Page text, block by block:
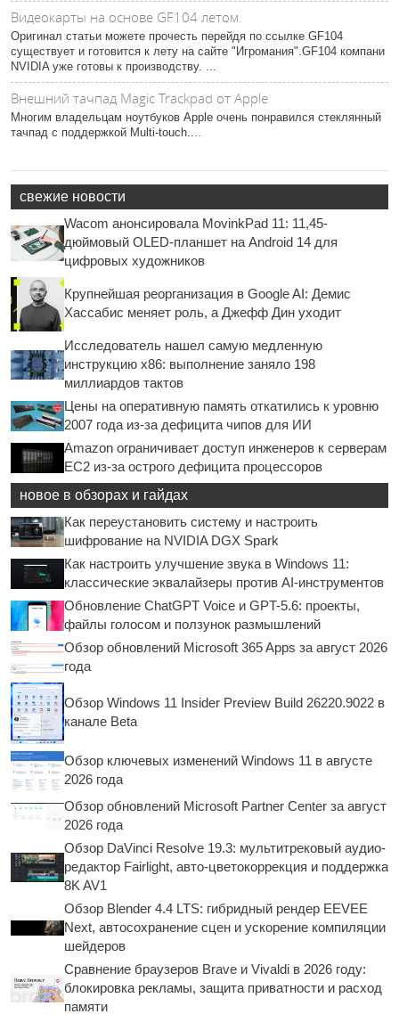
Видеокарты на основе GF104 летом.
Оригинал статьи можете прочесть перейдя по ссылке GF104
существует и готовится к лету на сайте "Игромания".GF104 компани
NVIDIA уже готовы к производству. ...
Внешний тачпад Magic Trackpad от Apple
Многим владельцам ноутбуков Apple очень понравился стеклянный
тачпад с поддержкой Multi-touch....
свежие новости
Wacom анонсировала MovinkPad 11: 11,45-
дюймовый OLED-планшет на Android 14 для
цифровых художников
Крупнейшая реорганизация в Google AI: Демис
Хассабис меняет роль, а Джефф Дин уходит
Исследователь нашел самую медленную
инструкцию x86: выполнение заняло 198
миллиардов тактов
Цены на оперативную память откатились к уровню
2007 года из-за дефицита чипов для ИИ
Amazon ограничивает доступ инженеров к серверам
EC2 из-за острого дефицита процессоров
новое в обзорах и гайдах
Как переустановить систему и настроить
шифрование на NVIDIA DGX Spark
Как настроить улучшение звука в Windows 11:
классические эквалайзеры против AI-инструментов
Обновление ChatGPT Voice и GPT-5.6: проекты,
файлы голосом и ползунок размышлений
Обзор обновлений Microsoft 365 Apps за август 2026
года
Обзор Windows 11 Insider Preview Build 26220.9022 в
канале Beta
Обзор ключевых изменений Windows 11 в августе
2026 года
Обзор обновлений Microsoft Partner Center за август
2026 года
Обзор DaVinci Resolve 19.3: мультитрековый аудио-
редактор Fairlight, авто-цветокоррекция и поддержка
8K AV1
Обзор Blender 4.4 LTS: гибридный рендер EEVEE
Next, автосохранение сцен и ускорение компиляции
шейдеров
Сравнение браузеров Brave и Vivaldi в 2026 году:
блокировка рекламы, защита приватности и расход
памяти